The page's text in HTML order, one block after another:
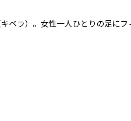
ベラ）。女性一人ひとりの足に